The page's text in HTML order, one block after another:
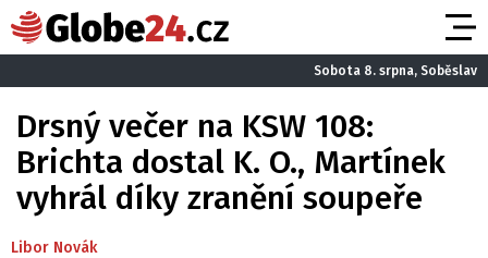
Sobota 8. srpna, Soběslav
Drsný večer na KSW 108:
Brichta dostal K. O., Martínek
vyhrál díky zranění soupeře
Libor Novák